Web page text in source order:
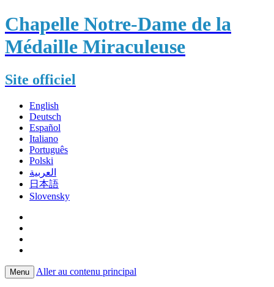
Chapelle Notre-Dame de la
Médaille Miraculeuse
Site officiel
English
Deutsch
Español
Italiano
Português
Polski
العربية
日本語
Slovensky
Menu Aller au contenu principal